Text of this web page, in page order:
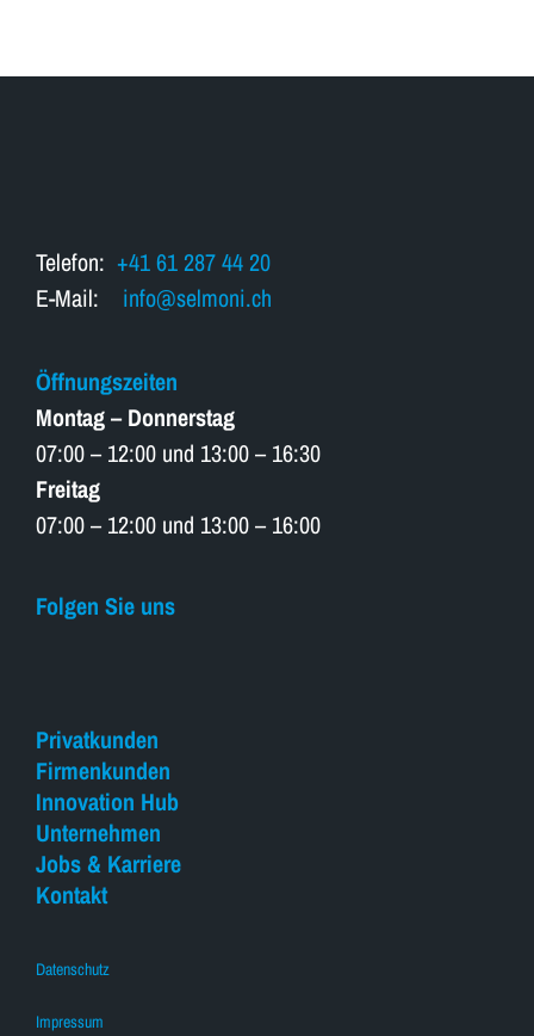
Telefon: +41 61 287 44 20
E-Mail: info@selmoni.ch
Öffnungszeiten
Montag – Donnerstag
07:00 – 12:00 und 13:00 – 16:30
Freitag
07:00 – 12:00 und 13:00 – 16:00
Folgen Sie uns
Privatkunden
Firmenkunden
Innovation Hub
Unternehmen
Jobs & Karriere
Kontakt
Datenschutz
Impressum